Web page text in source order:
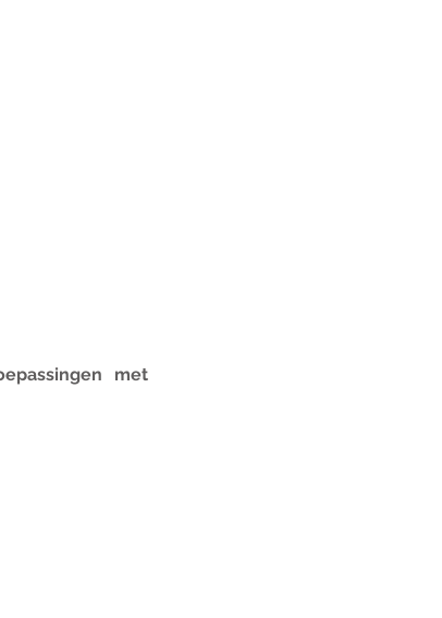
met